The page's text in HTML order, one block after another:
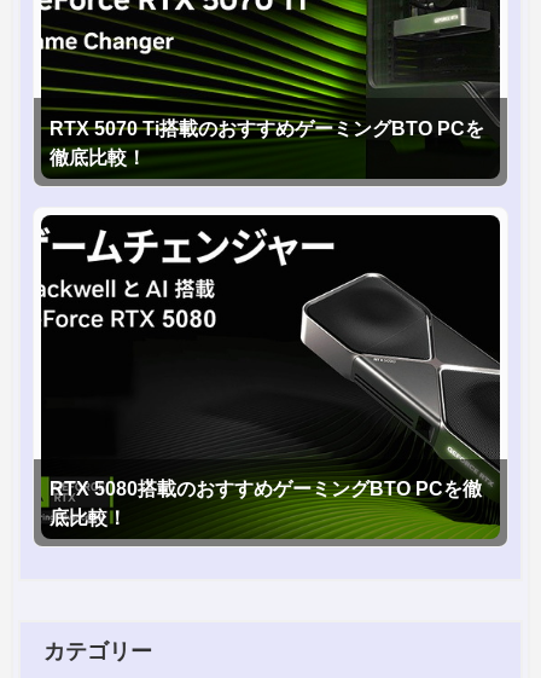
RTX 5070 Ti搭載のおすすめゲーミングBTO PCを
徹底比較！
RTX 5080搭載のおすすめゲーミングBTO PCを徹
底比較！
カテゴリー